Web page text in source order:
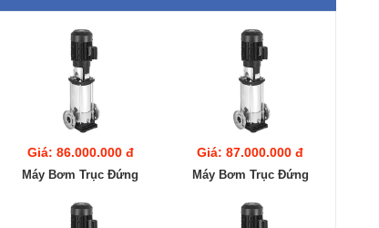
Giá: 86.000.000 đ
Máy Bơm Trục Đứng
16F5/18.5
Giá: 87.000.000 đ
Máy Bơm Trục Đứng
15F5/18.5